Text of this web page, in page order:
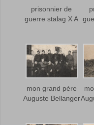
prisonnier de
guerre stalag X A
mon grand père
Auguste Bellanger